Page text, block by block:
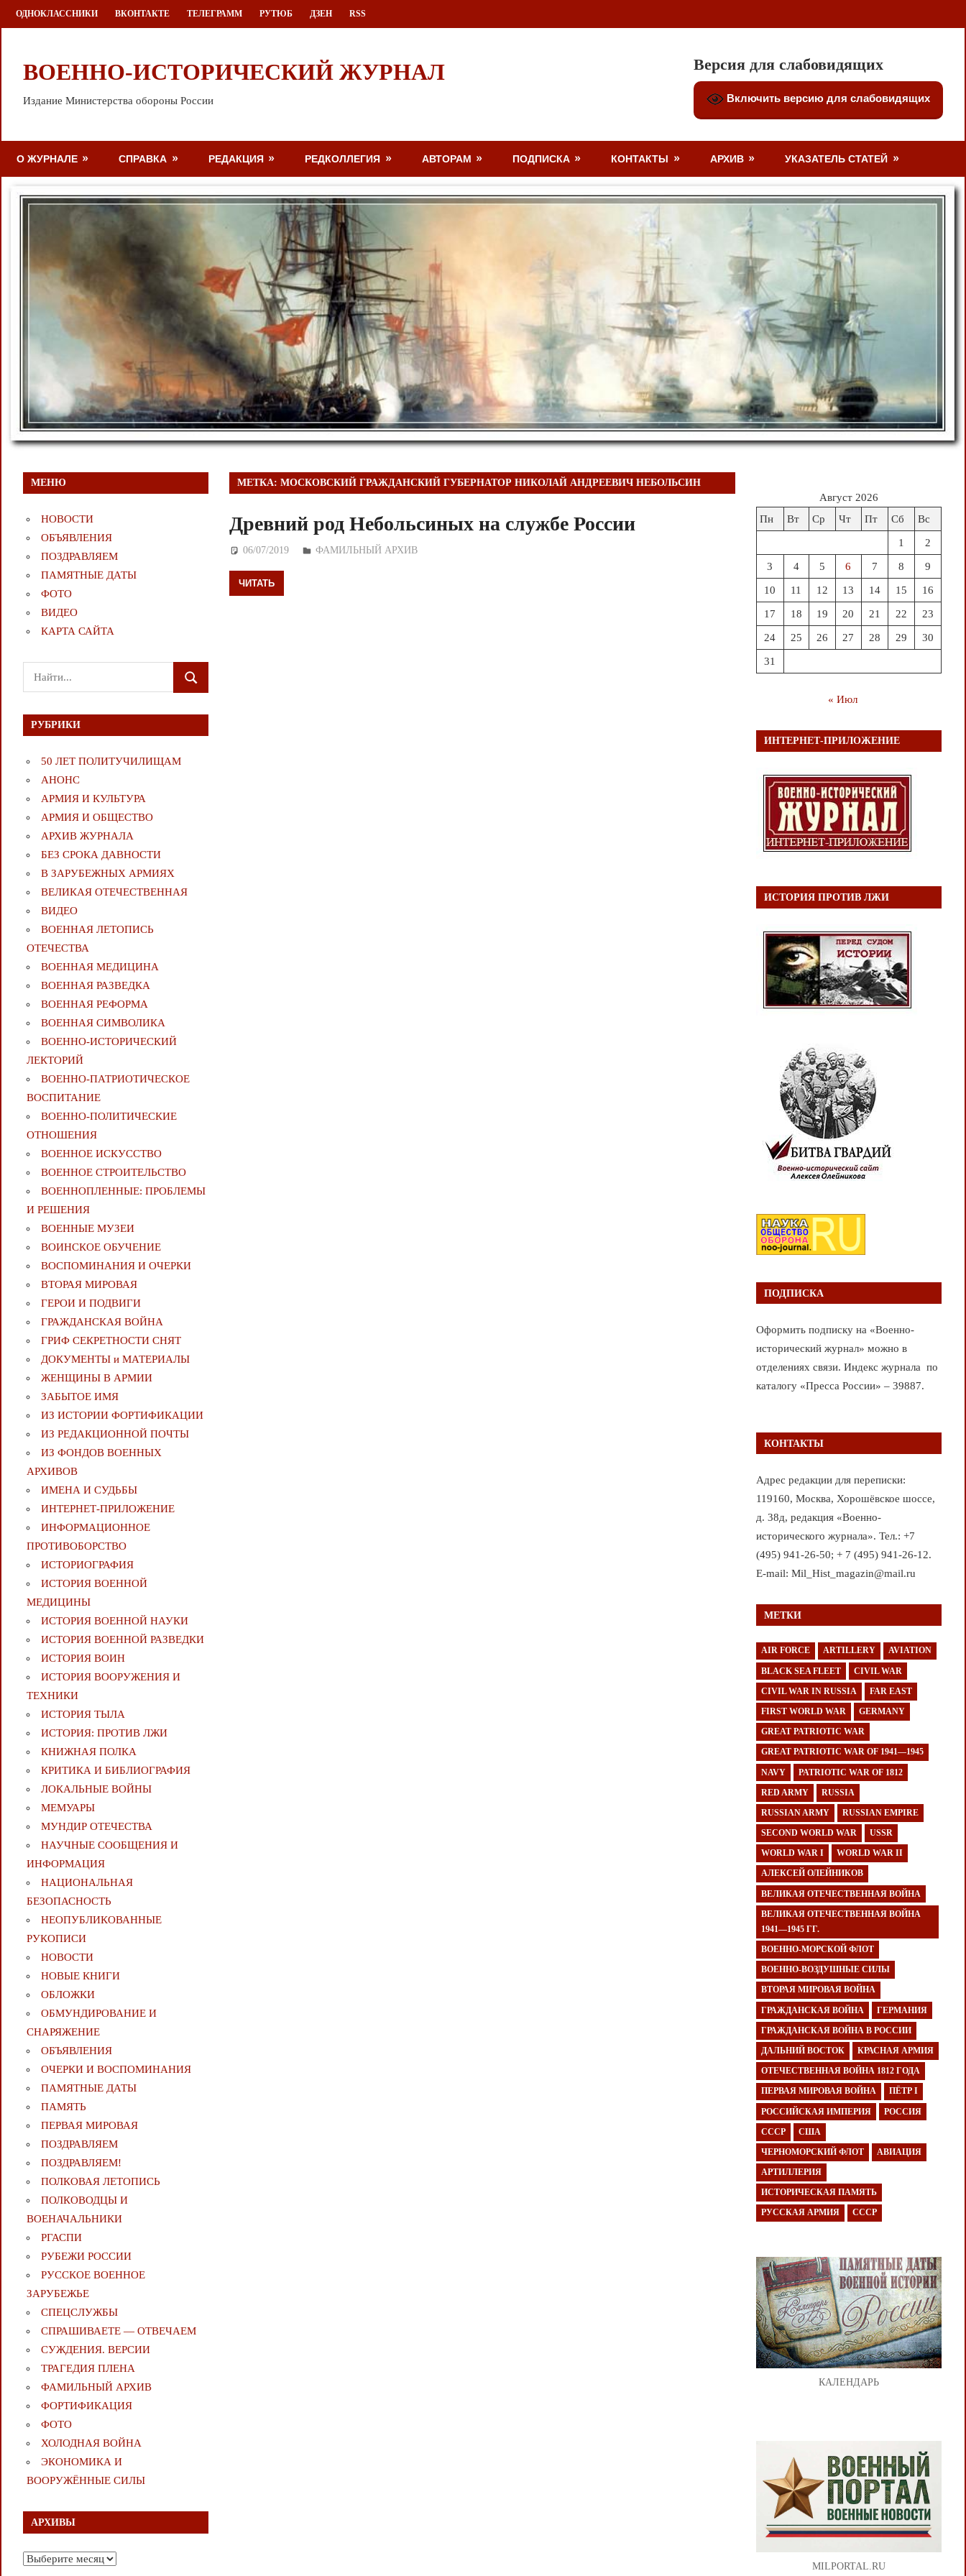
Перейти
к
ОДНОКЛАССНИКИ ВКОНТАКТЕ ТЕЛЕГРАММ РУТЮБ ДЗЕН RSS
ВОЕННО-ИСТОРИЧЕСКИЙ ЖУРНАЛ
Издание Министерства обороны России
Версия для слабовидящих
Включить версию для слабовидящих
О ЖУРНАЛЕ СПРАВКА РЕДАКЦИЯ РЕДКОЛЛЕГИЯ АВТОРАМ ПОДПИСКА КОНТАКТЫ АРХИВ УКАЗАТЕЛЬ СТАТЕЙ
МЕТКА:МОСКОВСКИЙ ГРАЖДАНСКИЙ ГУБЕРНАТОР НИКОЛАЙ АНДРЕЕВИЧ НЕБОЛЬСИН
Древний род Небольсиных на службе России
06/07/2019 Дежурный по Редакции
ФАМИЛЬНЫЙ АРХИВ
ЧИТАТЬ
МЕНЮ
НОВОСТИ
ОБЪЯВЛЕНИЯ
ПОЗДРАВЛЯЕМ
ПАМЯТНЫЕ ДАТЫ
ФОТО
ВИДЕО
КАРТА САЙТА
Поиск
для:
ПОИСК
РУБРИКИ
50 ЛЕТ ПОЛИТУЧИЛИЩАМ
АНОНС
АРМИЯ И КУЛЬТУРА
АРМИЯ И ОБЩЕСТВО
АРХИВ ЖУРНАЛА
БЕЗ СРОКА ДАВНОСТИ
В ЗАРУБЕЖНЫХ АРМИЯХ
ВЕЛИКАЯ ОТЕЧЕСТВЕННАЯ
ВИДЕО
ВОЕННАЯ ЛЕТОПИСЬ
ОТЕЧЕСТВА
ВОЕННАЯ МЕДИЦИНА
ВОЕННАЯ РАЗВЕДКА
ВОЕННАЯ РЕФОРМА
ВОЕННАЯ СИМВОЛИКА
ВОЕННО-ИСТОРИЧЕСКИЙ
ЛЕКТОРИЙ
ВОЕННО-ПАТРИОТИЧЕСКОЕ
ВОСПИТАНИЕ
ВОЕННО-ПОЛИТИЧЕСКИE
ОТНОШЕНИЯ
ВОЕННОЕ ИСКУССТВО
ВОЕННОЕ СТРОИТЕЛЬСТВО
ВОЕННОПЛЕННЫЕ: ПРОБЛЕМЫ
И РЕШЕНИЯ
ВОЕННЫЕ МУЗЕИ
ВОИНСКОЕ ОБУЧЕНИЕ
ВОСПОМИНАНИЯ И ОЧЕРКИ
ВТОРАЯ МИРОВАЯ
ГЕРОИ И ПОДВИГИ
ГРАЖДАНСКАЯ ВОЙНА
ГРИФ СЕКРЕТНОСТИ СНЯТ
ДОКУМЕНТЫ и МАТЕРИАЛЫ
ЖЕНЩИНЫ В АРМИИ
ЗАБЫТОЕ ИМЯ
ИЗ ИСТОРИИ ФОРТИФИКАЦИИ
ИЗ РЕДАКЦИОННОЙ ПОЧТЫ
ИЗ ФОНДОВ ВОЕННЫХ
АРХИВОВ
ИМЕНА И СУДЬБЫ
ИНТЕРНЕТ-ПРИЛОЖЕНИЕ
ИНФОРМАЦИОННОЕ
ПРОТИВОБОРСТВО
ИСТОРИОГРАФИЯ
ИСТОРИЯ ВОЕННОЙ
МЕДИЦИНЫ
ИСТОРИЯ ВОЕННОЙ НАУКИ
ИСТОРИЯ ВОЕННОЙ РАЗВЕДКИ
ИСТОРИЯ ВОИН
ИСТОРИЯ ВООРУЖЕНИЯ И
ТЕХНИКИ
ИСТОРИЯ ТЫЛА
ИСТОРИЯ: ПРОТИВ ЛЖИ
КНИЖНАЯ ПОЛКА
КРИТИКА И БИБЛИОГРАФИЯ
ЛОКАЛЬНЫЕ ВОЙНЫ
МЕМУАРЫ
МУНДИР ОТЕЧЕСТВА
НАУЧНЫЕ СООБЩЕНИЯ И
ИНФОРМАЦИЯ
НАЦИОНАЛЬНАЯ
БЕЗОПАСНОСТЬ
НЕОПУБЛИКОВАННЫЕ
РУКОПИСИ
НОВОСТИ
НОВЫЕ КНИГИ
ОБЛОЖКИ
ОБМУНДИРОВАНИЕ И
СНАРЯЖЕНИЕ
ОБЪЯВЛЕНИЯ
ОЧЕРКИ И ВОСПОМИНАНИЯ
ПАМЯТНЫЕ ДАТЫ
ПАМЯТЬ
ПЕРВАЯ МИРОВАЯ
ПОЗДРАВЛЯЕМ
ПОЗДРАВЛЯЕМ!
ПОЛКОВАЯ ЛЕТОПИСЬ
ПОЛКОВОДЦЫ И
ВОЕНАЧАЛЬНИКИ
РГАСПИ
РУБЕЖИ РОССИИ
РУССКОЕ ВОЕННОЕ
ЗАРУБЕЖЬЕ
СПЕЦСЛУЖБЫ
СПРАШИВАЕТЕ — ОТВЕЧАЕМ
СУЖДЕНИЯ. ВЕРСИИ
ТРАГЕДИЯ ПЛЕНА
ФАМИЛЬНЫЙ АРХИВ
ФОРТИФИКАЦИЯ
ФОТО
ХОЛОДНАЯ ВОЙНА
ЭКОНОМИКА И
ВООРУЖЁННЫЕ СИЛЫ
АРХИВЫ
Архивы
Август 2026
Пн
Вт Ср Чт Пт Сб Вс
1 2
3 4 5 6 7 8 9
10 11 12 13 14 15 16
17 18 19 20 21 22 23
24 25 26 27 28 29 30
31
« Июл
ИНТЕРНЕТ-ПРИЛОЖЕНИЕ
ИСТОРИЯ ПРОТИВ ЛЖИ
ПОДПИСКА
Оформить подписку на «Военно-
исторический журнал» можно в
отделениях связи. Индекс журнала по
каталогу «Пресса России» – 39887.
КОНТАКТЫ
Адрес редакции для переписки:
119160, Москва, Хорошёвское шоссе,
д. 38д, редакция «Военно-
исторического журнала». Тел.: +7
(495) 941-26-50; + 7 (495) 941-26-12.
E-mail: Mil_Hist_magazin@mail.ru
МЕТКИ
AIR FORCE ARTILLERY AVIATION
BLACK SEA FLEET CIVIL WAR
CIVIL WAR IN RUSSIA FAR EAST
FIRST WORLD WAR GERMANY
GREAT PATRIOTIC WAR
GREAT PATRIOTIC WAR OF 1941—1945
NAVY PATRIOTIC WAR OF 1812
RED ARMY RUSSIA
RUSSIAN ARMY RUSSIAN EMPIRE
SECOND WORLD WAR USSR
WORLD WAR I WORLD WAR II
АЛЕКСЕЙ ОЛЕЙНИКОВ
ВЕЛИКАЯ ОТЕЧЕСТВЕННАЯ ВОЙНА
ВЕЛИКАЯ ОТЕЧЕСТВЕННАЯ ВОЙНА
1941—1945 ГГ.
ВОЕННО-МОРСКОЙ ФЛОТ
ВОЕННО-ВОЗДУШНЫЕ СИЛЫ
ВТОРАЯ МИРОВАЯ ВОЙНА
ГРАЖДАНСКАЯ ВОЙНА ГЕРМАНИЯ
ГРАЖДАНСКАЯ ВОЙНА В РОССИИ
ДАЛЬНИЙ ВОСТОК КРАСНАЯ АРМИЯ
ОТЕЧЕСТВЕННАЯ ВОЙНА 1812 ГОДА
ПЕРВАЯ МИРОВАЯ ВОЙНА ПЁТР I
РОССИЙСКАЯ ИМПЕРИЯ РОССИЯ
СССР США
ЧЕРНОМОРСКИЙ ФЛОТ АВИАЦИЯ
АРТИЛЛЕРИЯ
ИСТОРИЧЕСКАЯ ПАМЯТЬ
РУССКАЯ АРМИЯ СССР
КАЛЕНДАРЬ
MILPORTAL.RU